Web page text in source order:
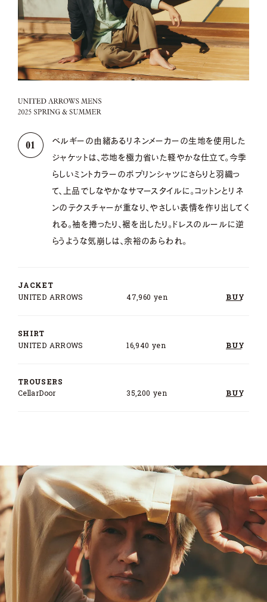
ベルギーの由緒あるリネンメーカーの生地を使用した
ジャケットは、芯地を極力省いた軽やかな仕立て。今季
らしいミントカラーのポプリンシャツにさらりと羽織っ
て、上品でしなやかなサマースタイルに。コットンとリネ
ンのテクスチャーが重なり、やさしい表情を作り出してく
れる。袖を捲ったり、裾を出したり。ドレスのルールに逆
らうような気崩しは、余裕のあらわれ。
JACKET
UNITED ARROWS
47,960 yen BUY
SHIRT
UNITED ARROWS
16,940 yen BUY
TROUSERS
CellarDoor
35,200 yen BUY